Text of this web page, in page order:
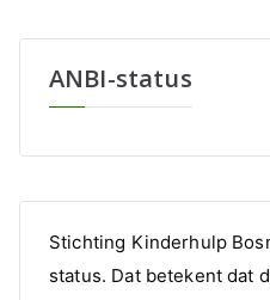
ANBI-status
Stichting Kinderhulp
status. Dat betekent dat